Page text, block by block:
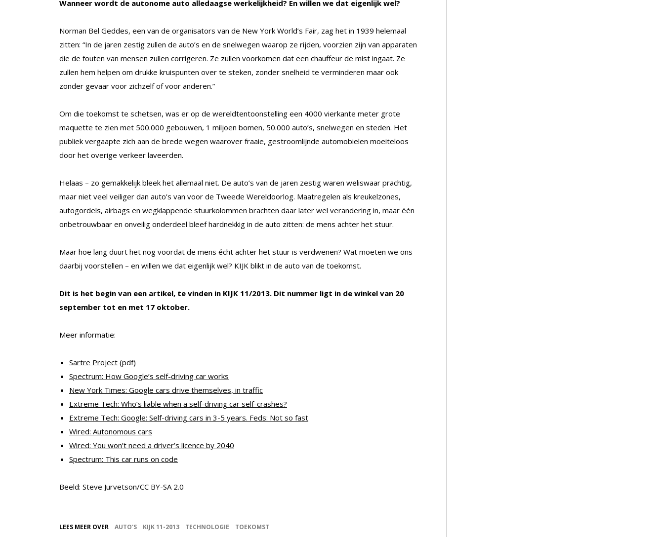
Wanneer wordt de autonome auto alledaagse werkelijkheid? En willen we dat eigenlijk wel?
Norman Bel Geddes, een van de organisators van de New York World’s Fair, zag het in 1939 helemaal
zitten: “In de jaren zestig zullen de auto’s en de snelwegen waarop ze rijden, voorzien zijn van apparaten
die de fouten van mensen zullen corrigeren. Ze zullen voorkomen dat een chauffeur de mist ingaat. Ze
zullen hem helpen om drukke kruispunten over te steken, zonder snelheid te verminderen maar ook
zonder gevaar voor zichzelf of voor anderen.”
Om die toekomst te schetsen, was er op de wereldtentoonstelling een 4000 vierkante meter grote
maquette te zien met 500.000 gebouwen, 1 miljoen bomen, 50.000 auto’s, snelwegen en steden. Het
publiek vergaapte zich aan de brede wegen waarover fraaie, gestroomlijnde automobielen moeiteloos
door het overige verkeer laveerden.
Helaas – zo gemakkelijk bleek het allemaal niet. De auto’s van de jaren zestig waren weliswaar prachtig,
maar niet veel veiliger dan auto’s van voor de Tweede Wereldoorlog. Maatregelen als kreukelzones,
autogordels, airbags en wegklappende stuurkolommen brachten daar later wel verandering in, maar één
onbetrouwbaar en onveilig onderdeel bleef hardnekkig in de auto zitten: de mens achter het stuur.
Maar hoe lang duurt het nog voordat de mens écht achter het stuur is verdwenen? Wat moeten we ons
daarbij voorstellen – en willen we dat eigenlijk wel? KIJK blikt in de auto van de toekomst.
Dit is het begin van een artikel, te vinden in KIJK 11/2013. Dit nummer ligt in de winkel van 20
september tot en met 17 oktober.
Meer informatie:
Sartre Project (pdf)
Spectrum: How Google’s self-driving car works
New York Times: Google cars drive themselves, in traffic
Extreme Tech: Who’s liable when a self-driving car self-crashes?
Extreme Tech: Google: Self-driving cars in 3-5 years. Feds: Not so fast
Wired: Autonomous cars
Wired: You won’t need a driver’s licence by 2040
Spectrum: This car runs on code
Beeld: Steve Jurvetson/CC BY-SA 2.0
LEES MEER OVER AUTO'S KIJK 11-2013 TECHNOLOGIE TOEKOMST